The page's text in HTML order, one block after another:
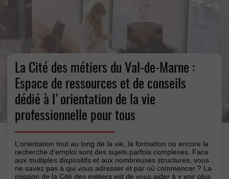
La Cité des métiers du Val-de-Marne :
Espace de ressources et de conseils
dédié à l'orientation de la vie
professionnelle pour tous
L’orientation tout au long de la vie, la formation ou encore la
recherche d’emploi sont des sujets parfois complexes. Face
aux multiples dispositifs et aux nombreuses structures, vous
ne savez pas à qui vous adresser et par où commencer ? La
mission de la Cité des métiers est de vous aider à y voir plus